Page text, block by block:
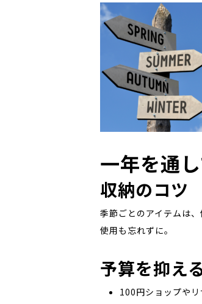
一年を通
収納のコツ
季節ごとのアイテムは
使用も忘れずに。
予算を抑え
100円ショップや